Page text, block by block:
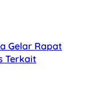
Gelar Rapat
Terkait